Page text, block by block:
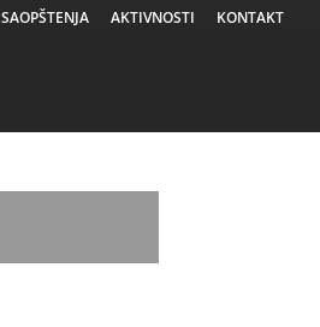
SAOPŠTENJA AKTIVNOSTI KONTAKT